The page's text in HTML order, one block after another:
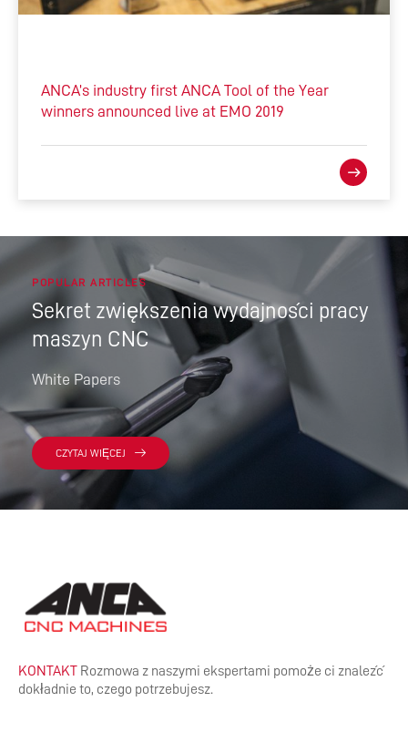
ANCA’s industry first ANCA Tool of the Year
winners announced live at EMO 2019
POPULAR ARTICLES
Sekret zwiększenia wydajności pracy
maszyn CNC
White Papers
CZYTAJ WIĘCEJ
KONTAKT Rozmowa z naszymi ekspertami pomoże ci znaleźć
dokładnie to, czego potrzebujesz.